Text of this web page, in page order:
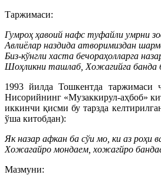
Таржимаси:
Гумроҳ ҳавоий нафс туфайли умрни
Авлиёлар наздида атворимиздан
Биз-кўнгли хаста бечораҳолларга
Шоҳликни ташлаб, Хожагийга банда
1993 йилда Тошкентда таржимаси
Нисорийнинг «Музаккирул-аҳбоб»
иккинчи қисми бу тарзда
ўша китобдан):
Як назар афкан ба сўи мо, ки аз роҳи
Хожагайро мондаем, хожагйро
Мазмуни: